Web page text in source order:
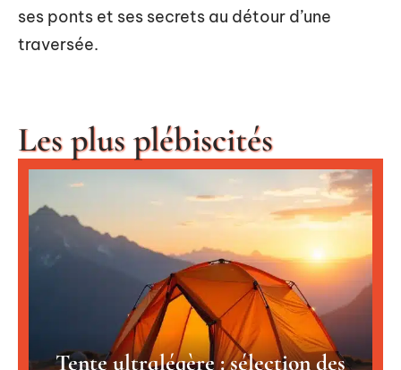
ses ponts et ses secrets au détour d’une
traversée.
Les plus plébiscités
Tente ultralégère : sélection des